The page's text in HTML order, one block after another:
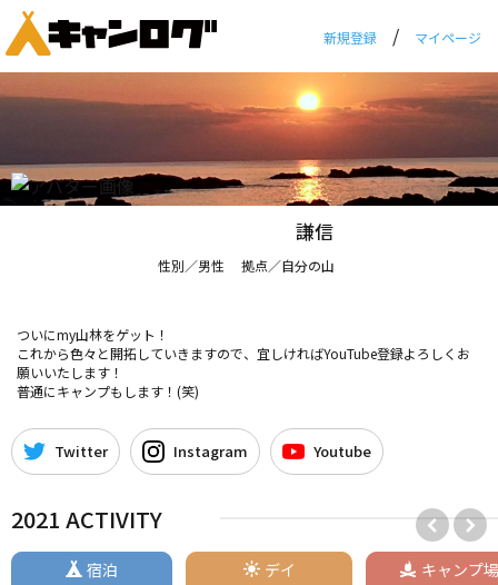
新規登録 / マイページ
謙信
性別／男性 拠点／自分の山
ついにmy山林をゲット！
これから色々と開拓していきますので、宜しければYouTube登録よろしくお
願いいたします！
普通にキャンプもします！(笑)
Twitter Instagram Youtube
2021 ACTIVITY
宿泊 デイ キャンプ場